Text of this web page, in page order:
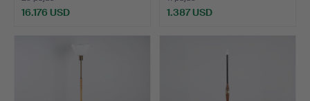
16.176 USD
1.387 USD